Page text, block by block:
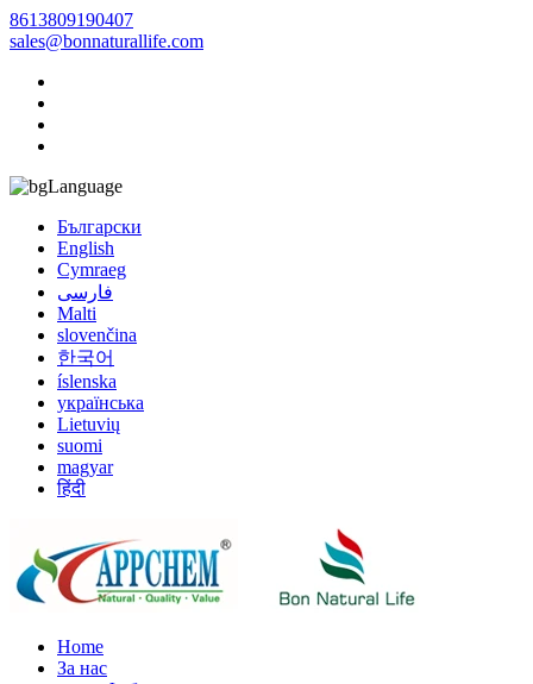
8613809190407
sales@bonnaturallife.com
Language
Български
English
Cymraeg
فارسی
Malti
slovenčina
한국어
íslenska
українська
Lietuvių
suomi
magyar
हिंदी
Home
За нас